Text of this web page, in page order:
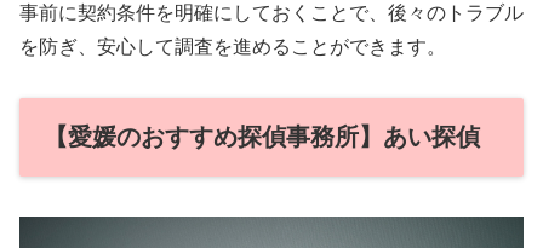
事前に契約条件を明確にしておくことで、後々のトラブル
を防ぎ、安心して調査を進めることができます。
【愛媛のおすすめ探偵事務所】あい探偵